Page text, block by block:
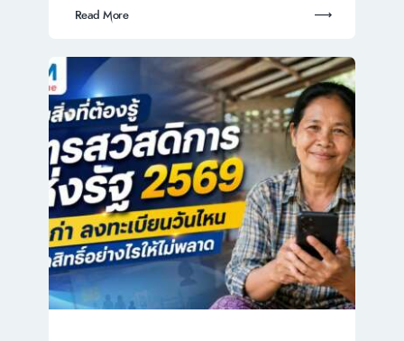
Read More